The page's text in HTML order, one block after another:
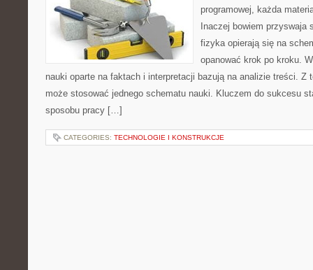
programowej, każda
Inaczej bowiem
fizyka opierają się na
opanować krok po kroku.
nauki oparte na faktach i interpretacji bazują na analizie treści. Z
może stosować jednego schematu nauki. Kluczem do sukcesu
sposobu pracy […]
CATEGORIES: TECHNOLOGIE I KONSTRUKCJE